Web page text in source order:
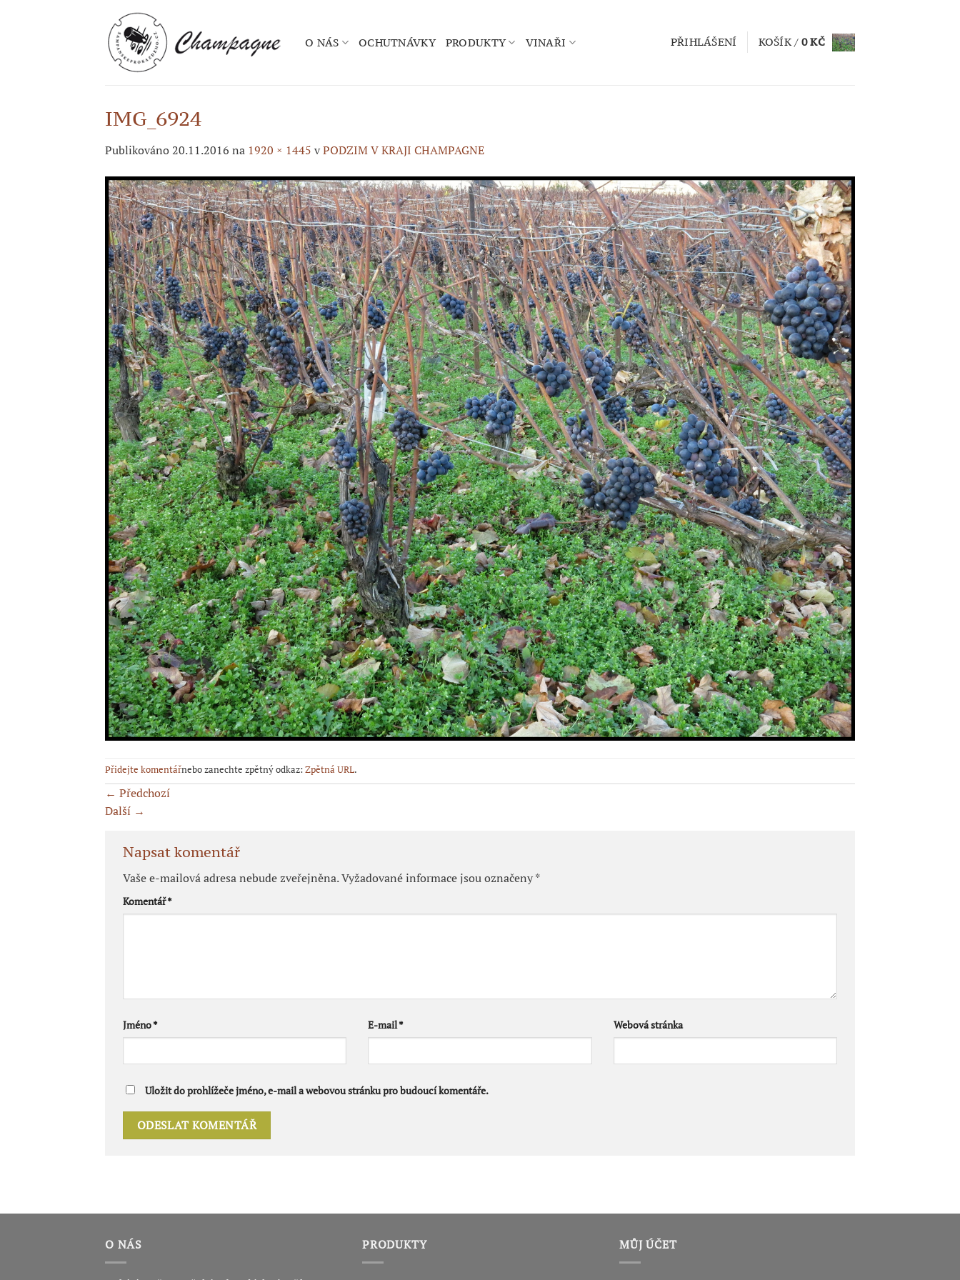
O NÁS OCHUTNÁVKY PRODUKTY VINAŘI PŘIHLÁŠENÍ KOŠÍK / 0KČ
IMG_6924
Publikováno20.11.2016 na 1920 × 1445 vPODZIM V KRAJI CHAMPAGNE
Přidejte komentářnebo zanechte zpětný odkaz:Zpětná URL.
← Předchozí
Další →
Napsat komentář
Vaše e-mailová adresa nebude zveřejněna.Vyžadované informace jsou označeny*
Komentář*
Jméno* E-mail* Webová stránka
Uložit do prohlížeče jméno, e-mail a webovou stránku pro budoucí komentáře.
O NÁS PRODUKTY MŮJ ÚČET